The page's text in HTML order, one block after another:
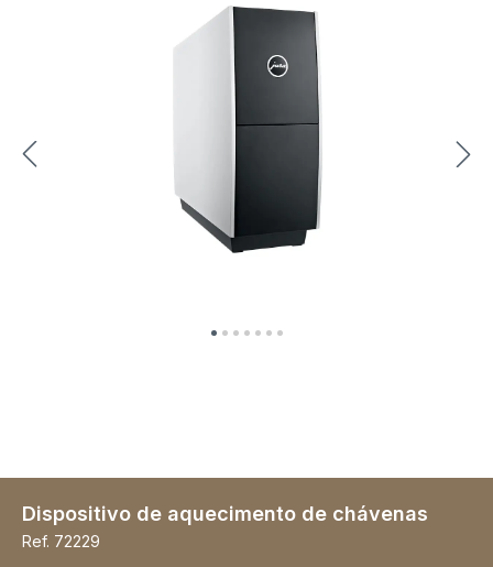
Dispositivo de aquecimento de chávenas
Ref. 72229